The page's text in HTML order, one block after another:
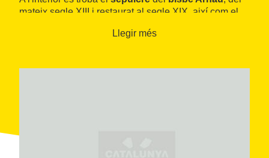
mateix segle XIII i restaurat al segle XIX, així com el
, situat en un arcosoli i coronat amb un
Llegir més